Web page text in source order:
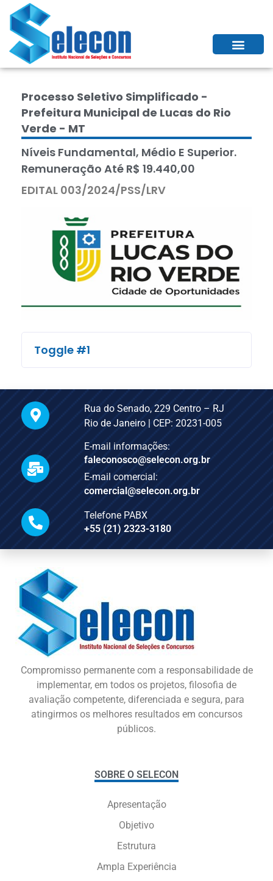
Processo Seletivo Simplificado -
Prefeitura Municipal de Lucas do Rio
Verde - MT
Níveis Fundamental, Médio E Superior.
Remuneração Até R$ 19.440,00
EDITAL 003/2024/PSS/LRV
Toggle #1
Rua do Senado, 229 Centro – RJ
Rio de Janeiro | CEP: 20231-005
E-mail informações:
faleconosco@selecon.org.br
E-mail comercial:
comercial@selecon.org.br
Telefone PABX
+55 (21) 2323-3180
Compromisso permanente com a responsabilidade de
implementar, em todos os projetos, filosofia de
avaliação competente, diferenciada e segura, para
atingirmos os melhores resultados em concursos
públicos.
SOBRE O SELECON
Apresentação
Objetivo
Estrutura
Ampla Experiência